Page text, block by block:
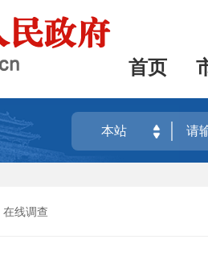
首页
本站
在线调查